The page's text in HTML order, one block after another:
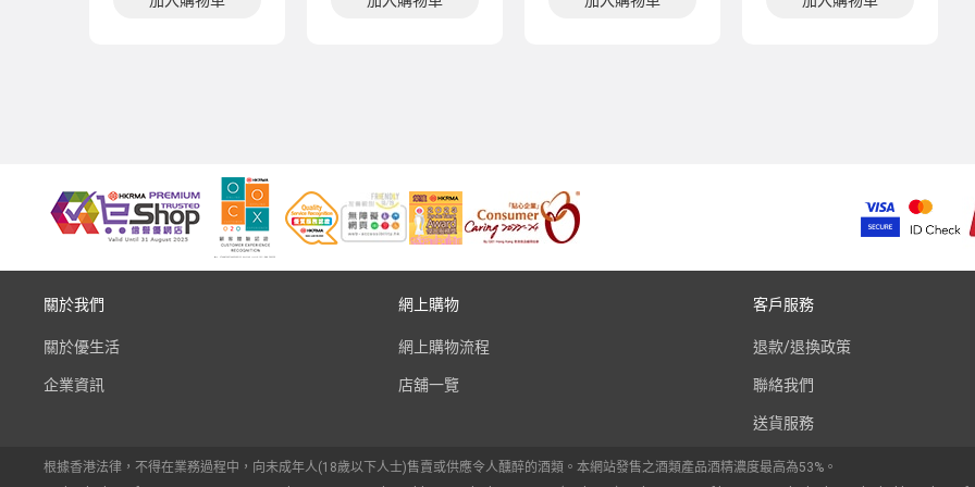
關於我們
關於優生活
企業資訊
網上購物
網上購物流程
店舖一覽
客戶服務
退款/退換政策
聯絡我們
送貨服務
根據香港法律，不得在業務過程中，向未成年人(18歲以下人士)售賣或供應令人醺醉的酒類。本網站發售之酒類產品酒精濃度最高為53%。